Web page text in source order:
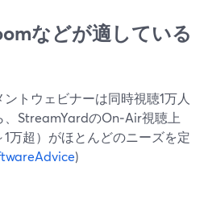
などが適している
トウェビナーは同時視聴1万人
StreamYardのOn‑Air視聴上
万超）がほとんどのニーズを定
)